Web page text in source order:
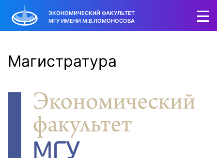
ЭКОНОМИЧЕСКИЙ ФАКУЛЬТЕТ
МГУ ИМЕНИ М.В.ЛОМОНОСОВА
Магистратура